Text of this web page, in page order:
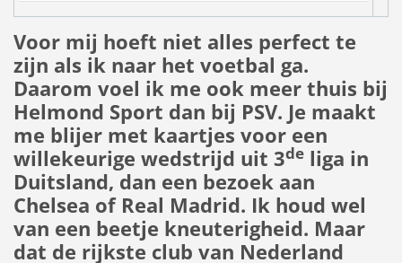
Voor mij hoeft niet alles perfect te
zijn als ik naar het voetbal ga.
Daarom voel ik me ook meer thuis bij
Helmond Sport dan bij PSV. Je maakt
me blijer met kaartjes voor een
willekeurige wedstrijd uit 3deliga in
Duitsland, dan een bezoek aan
Chelsea of Real Madrid. Ik houd wel
van een beetje kneuterigheid. Maar
dat de rijkste club van Nederland